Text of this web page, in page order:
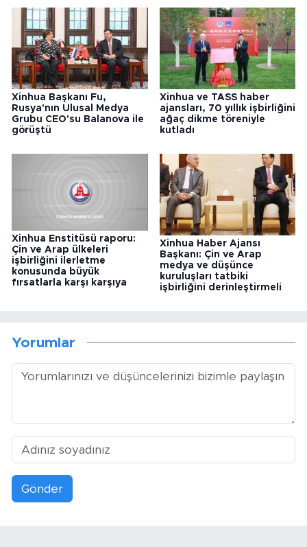
Xinhua Başkanı Fu,
Rusya'nın Ulusal Medya
Grubu CEO'su Balanova ile
görüştü
Xinhua ve TASS haber
ajansları, 70 yıllık işbirliğini
ağaç dikme töreniyle
kutladı
Xinhua Enstitüsü raporu:
Çin ve Arap ülkeleri
işbirliğini ilerletme
konusunda büyük
fırsatlarla karşı karşıya
Xinhua Haber Ajansı
Başkanı: Çin ve Arap
medya ve düşünce
kuruluşları tatbiki
işbirliğini derinleştirmeli
Yorumlar
Gönder